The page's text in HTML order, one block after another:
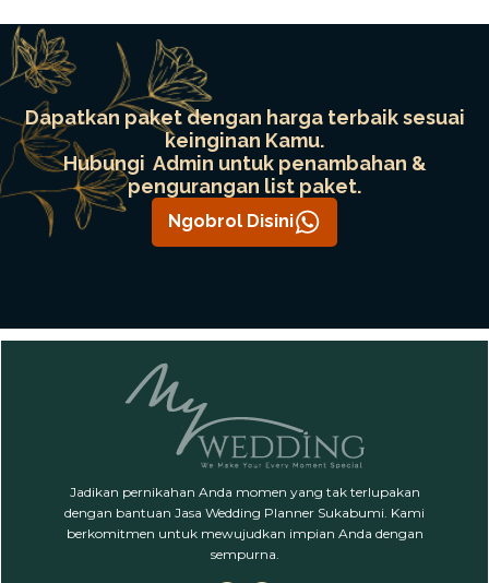
Dapatkan paket dengan harga terbaik sesuai
keinginan Kamu.
Hubungi Admin untuk penambahan &
pengurangan list paket.
Ngobrol Disini
Jadikan pernikahan Anda momen yang tak terlupakan
dengan bantuan Jasa Wedding Planner Sukabumi. Kami
berkomitmen untuk mewujudkan impian Anda dengan
sempurna.